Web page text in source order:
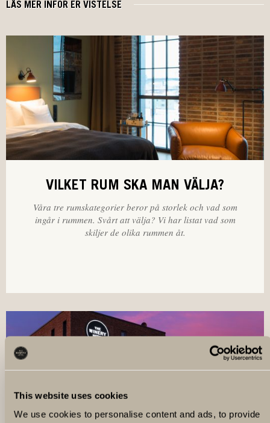
This website uses cookies
We use cookies to personalise content and ads, to provide
LÄS MER INFÖR ER VISTELSE
VILKET RUM SKA MAN VÄLJA?
Våra tre rumskategorier beror på storlek och vad som
ingår i rummen. Svårt att välja? Vi har listat vad som
skiljer de olika rummen åt.